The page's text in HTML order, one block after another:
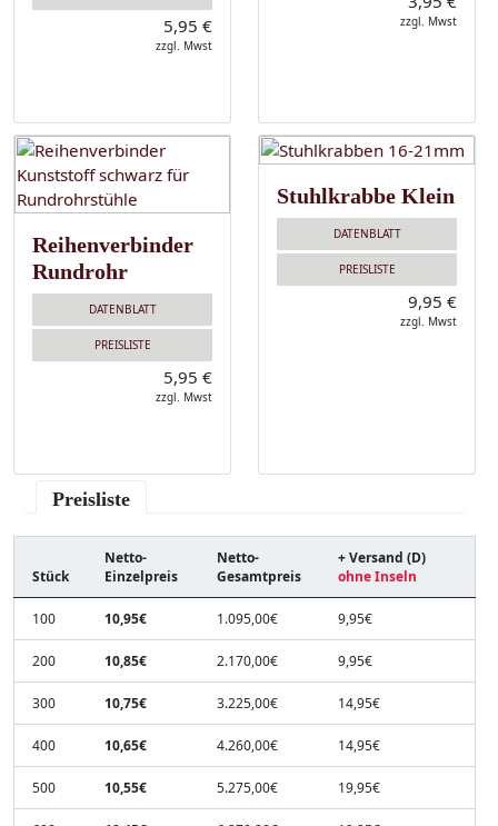
5,95 €
zzgl. Mwst
zzgl. Mwst
Reihenverbinder
Rundrohr
DATENBLATT
PREISLISTE
5,95 €
zzgl. Mwst
Stuhlkrabbe Klein
DATENBLATT
PREISLISTE
9,95 €
zzgl. Mwst
Preisliste
Stück
Netto-
Einzelpreis
Netto-
Gesamtpreis
+ Versand (D)
ohne Inseln
100 10,95€ 1.095,00€ 9,95€
200 10,85€ 2.170,00€ 9,95€
300 10,75€ 3.225,00€ 14,95€
400 10,65€ 4.260,00€ 14,95€
500 10,55€ 5.275,00€ 19,95€